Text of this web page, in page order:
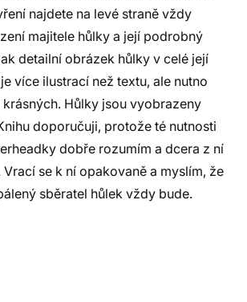
najdete na levé straně vždy
majitele hůlky a její podrobný
detailní obrázek hůlky v celé její
více ilustrací než textu, ale nutno
Hůlky jsou vyobrazeny
doporučuji, protože té nutnosti
dobře rozumím a dcera z ní
Vrací se k ní opakovaně a myslím, že
sběratel hůlek vždy bude.